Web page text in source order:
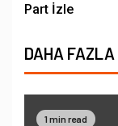
Part İzle
DAHA FAZLA
1 min read